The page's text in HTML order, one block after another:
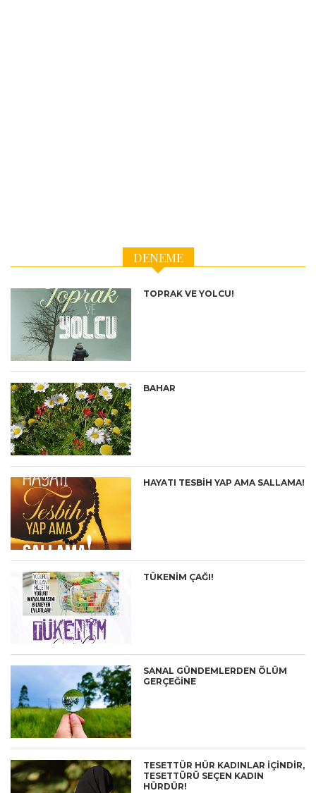
DENEME
TOPRAK VE YOLCU!
BAHAR
HAYATI TESBİH YAP AMA SALLAMA!
TÜKENİM ÇAĞI!
SANAL GÜNDEMLERDEN ÖLÜM
GERÇEĞİNE
TESETTÜR HÜR KADINLAR İÇİNDİR,
TESETTÜRÜ SEÇEN KADIN
HÜRDÜR!